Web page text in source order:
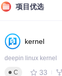
项目优选
kernel
deepin linux kernel
C
33